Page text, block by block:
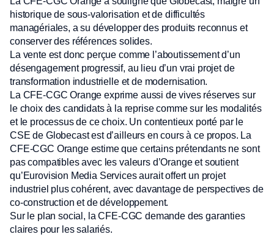
historique de sous-valorisation et de difficultés
managériales, a su développer des produits reconnus et
conserver des références solides.
La vente est donc perçue comme l’aboutissement d’un
désengagement progressif, au lieu d’un vrai projet de
transformation industrielle et de modernisation.
La CFE-CGC Orange exprime aussi de vives réserves sur
le choix des candidats à la reprise comme sur les modalités
et le processus de ce choix. Un contentieux porté par le
CSE de Globecast est d’ailleurs en cours à ce propos. La
CFE-CGC Orange estime que certains prétendants ne sont
pas compatibles avec les valeurs d’Orange et soutient
qu’Eurovision Media Services aurait offert un projet
industriel plus cohérent, avec davantage de perspectives de
co-construction et de développement.
Sur le plan social, la CFE-CGC demande des garanties
claires pour les salariés.